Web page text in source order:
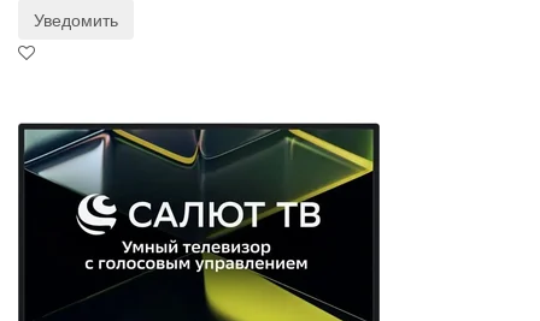
Уведомить